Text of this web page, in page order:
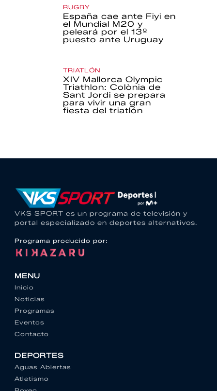
RUGBY
España cae ante Fiyi en
el Mundial M20 y
peleará por el 13º
puesto ante Uruguay
TRIATLÓN
XIV Mallorca Olympic
Triathlon: Colònia de
Sant Jordi se prepara
para vivir una gran
fiesta del triatlón
VKS SPORT es un programa de televisión y
portal especializado en deportes alternativos.
Programa producido por:
MENU
Inicio
Noticias
Programas
Eventos
Contacto
DEPORTES
Aguas Abiertas
Atletismo